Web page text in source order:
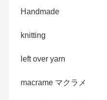
Handmade
knitting
left over yarn
macrame マクラメ